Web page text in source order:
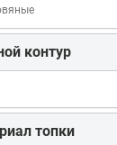
контур
топки